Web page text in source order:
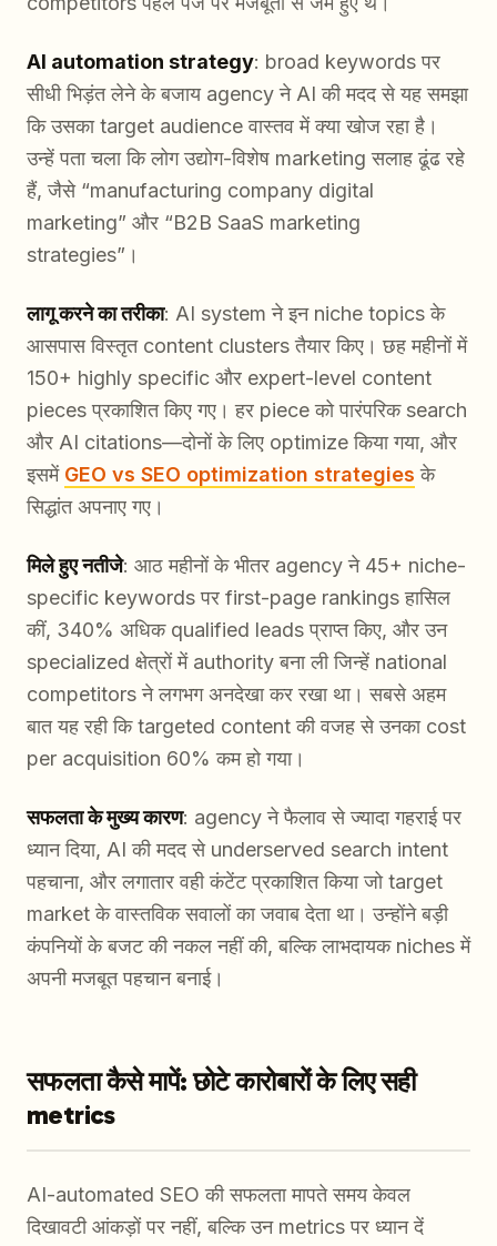
AI automation strategy: broad keywords पर
सीधी भिड़ंत लेने के बजाय agency ने AI की मदद से यह समझा
कि उसका target audience वास्तव में क्या खोज रहा है।
उन्हें पता चला कि लोग उद्योग-विशेष marketing सलाह ढूंढ रहे
हैं, जैसे “manufacturing company digital
marketing” और “B2B SaaS marketing
strategies”।
लागू करने का तरीका: AI system ने इन niche topics के
आसपास विस्तृत content clusters तैयार किए। छह महीनों में
150+ highly specific और expert-level content
pieces प्रकाशित किए गए। हर piece को पारंपरिक search
और AI citations—दोनों के लिए optimize किया गया, और
इसमें GEO vs SEO optimization strategies के
सिद्धांत अपनाए गए।
मिले हुए नतीजे: आठ महीनों के भीतर agency ने 45+ niche-
specific keywords पर first-page rankings हासिल
कीं, 340% अधिक qualified leads प्राप्त किए, और उन
specialized क्षेत्रों में authority बना ली जिन्हें national
competitors ने लगभग अनदेखा कर रखा था। सबसे अहम
बात यह रही कि targeted content की वजह से उनका cost
per acquisition 60% कम हो गया।
सफलता के मुख्य कारण: agency ने फैलाव से ज्यादा गहराई पर
ध्यान दिया, AI की मदद से underserved search intent
पहचाना, और लगातार वही कंटेंट प्रकाशित किया जो target
market के वास्तविक सवालों का जवाब देता था। उन्होंने बड़ी
कंपनियों के बजट की नकल नहीं की, बल्कि लाभदायक niches में
अपनी मजबूत पहचान बनाई।
सफलता कैसे मापें: छोटे कारोबारों के लिए सही
metrics
AI-automated SEO की सफलता मापते समय केवल
दिखावटी आंकड़ों पर नहीं, बल्कि उन metrics पर ध्यान दें